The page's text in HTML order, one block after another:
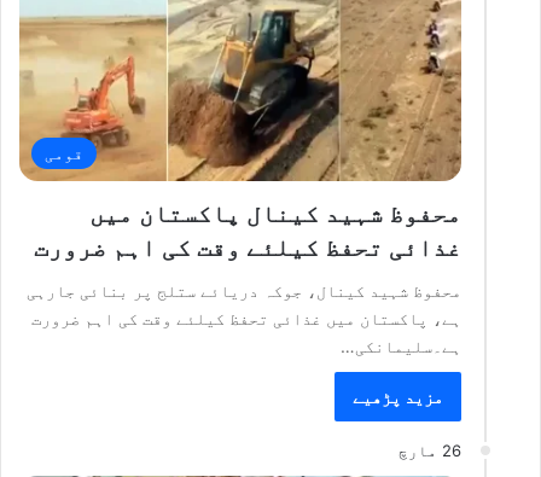
قومی
محفوظ شہید کینال پاکستان میں
غذائی تحفظ کیلئے وقت کی اہم ضرورت
محفوظ شہید کینال، جوکہ دریائے ستلج پر بنائی جارہی
ہے، پاکستان میں غذائی تحفظ کیلئے وقت کی اہم ضرورت
ہے۔سلیمانکی…
مزید پڑھیے
26 مارچ